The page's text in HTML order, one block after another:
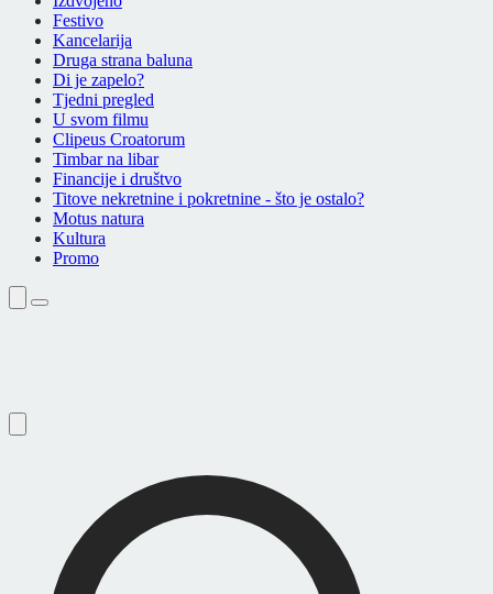
Festivo
Kancelarija
Druga strana baluna
Di je zapelo?
Tjedni pregled
U svom filmu
Clipeus Croatorum
Timbar na libar
Financije i društvo
Titove nekretnine i pokretnine - što je ostalo?
Motus natura
Kultura
Promo